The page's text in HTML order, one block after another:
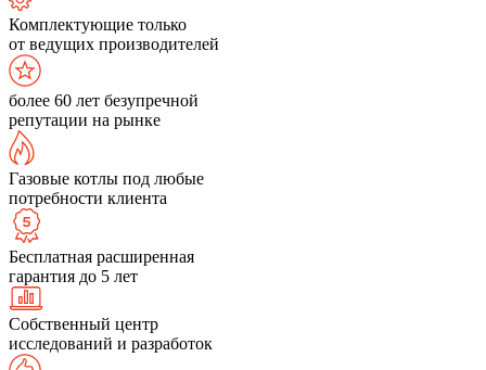
Комплектующие только
от ведущих производителей
более 60 лет безупречной
репутации на рынке
Газовые котлы под любые
потребности клиента
Бесплатная расширенная
гарантия до 5 лет
Собственный центр
исследований и разработок